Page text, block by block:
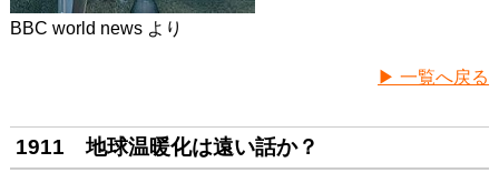
BBC world news より
▶ 一覧へ戻る
1911 地球温暖化は遠い話か？